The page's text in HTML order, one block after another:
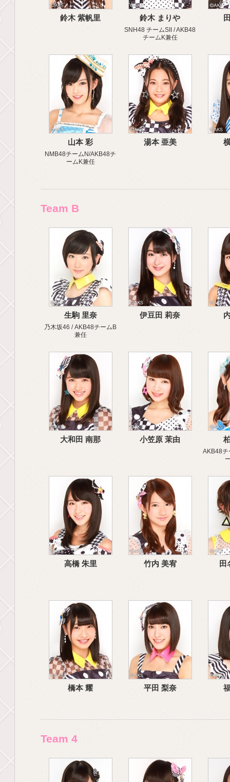
鈴木 紫帆里 鈴木 まりや
SNH48 チームSII / AKB48
チームK兼任
山本 彩
NMB48チームN/AKB48チ
ームK兼任
湯本 亜美
Team B
生駒 里奈
乃木坂46 / AKB48チームB
兼任
伊豆田 莉奈
大和田 南那 小笠原 茉由
AKB48チ
高橋 朱里 竹内 美宥 田
橋本 耀 平田 梨奈
Team 4